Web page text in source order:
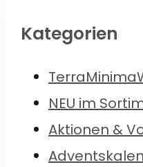
Kategorien
NEU im
Aktionen &